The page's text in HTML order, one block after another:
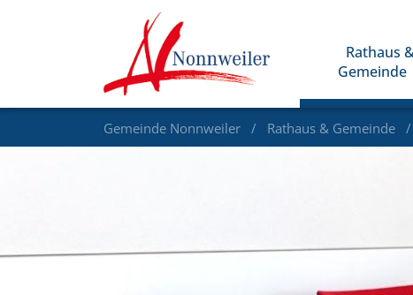
Rathaus
Gemeinde
Gemeinde Nonnweiler Rathaus & Gemeinde